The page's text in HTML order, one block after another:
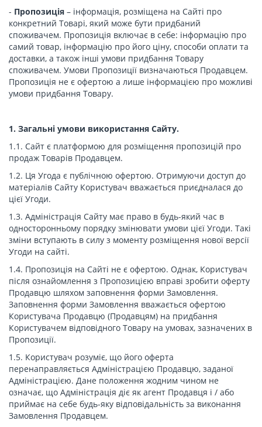
- Пропозиція – інформація, розміщена на Сайті про
конкретний Товарі, який може бути придбаний
споживачем. Пропозиція включає в себе: інформацію про
самий товар, інформацію про його ціну, способи оплати та
доставки, а також інші умови придбання Товару
споживачем. Умови Пропозиції визначаються Продавцем.
Пропозиція не є офертою а лише інформацією про можливі
умови придбання Товару.
1. Загальні умови використання Сайту.
1.1. Сайт є платформою для розміщення пропозицій про
продаж Товарів Продавцем.
1.2. Ця Угода є публічною офертою. Отримуючи доступ до
матеріалів Сайту Користувач вважається приєдналася до
цієї Угоди.
1.3. Адміністрація Сайту має право в будь-який час в
односторонньому порядку змінювати умови цієї Угоди. Такі
зміни вступають в силу з моменту розміщення нової версії
Угоди на сайті.
1.4. Пропозиція на Сайті не є офертою. Однак, Користувач
після ознайомлення з Пропозицією вправі зробити оферту
Продавцю шляхом заповнення форми Замовлення.
Заповнення форми Замовлення вважається офертою
Користувача Продавцю (Продавцям) на придбання
Користувачем відповідного Товару на умовах, зазначених в
Пропозиції.
1.5. Користувач розуміє, що його оферта
перенаправляється Адміністрацією Продавцю, заданої
Адміністрацією. Дане положення жодним чином не
означає, що Адміністрація діє як агент Продавця і / або
приймає на себе будь-яку відповідальність за виконання
Замовлення Продавцем.